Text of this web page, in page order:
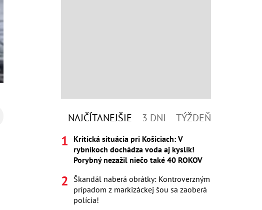
NAJČÍTANEJŠIE 3 DNI TÝŽDEŇ
Kritická situácia pri Košiciach: V
rybníkoch dochádza voda aj kyslík!
Porybný nezažil niečo také 40 ROKOV
Škandál naberá obrátky: Kontroverzným
prípadom z markizáckej šou sa zaoberá
polícia!